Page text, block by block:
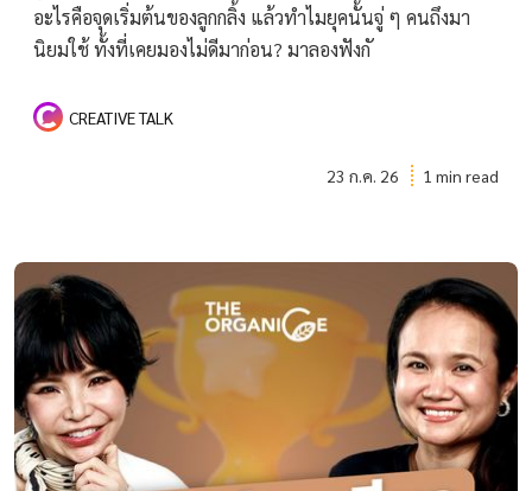
อะไรคือจุดเริ่มต้นของลูกกลิ้ง แล้วทำไมยุคนั้นจู่ ๆ คนถึงมา
นิยมใช้ ทั้งที่เคยมองไม่ดีมาก่อน? มาลองฟังกั
CREATIVE TALK
23 ก.ค. 26 1 min read